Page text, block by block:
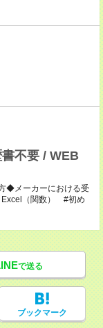
不要 / WEB
◆メーカーにおける受
Excel（関数） #初め
で送る
ブックマーク